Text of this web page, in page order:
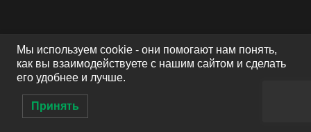
Мы используем cookie - они помогают нам понять,
как вы взаимодействуете с нашим сайтом и сделать
его удобнее и лучше.
Принять